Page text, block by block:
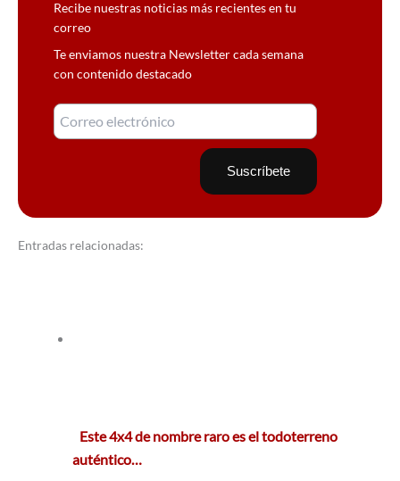
Recibe nuestras noticias más recientes en tu
correo
Te enviamos nuestra Newsletter cada semana
con contenido destacado
Entradas relacionadas:
Este 4x4 de nombre raro es el todoterreno
auténtico…